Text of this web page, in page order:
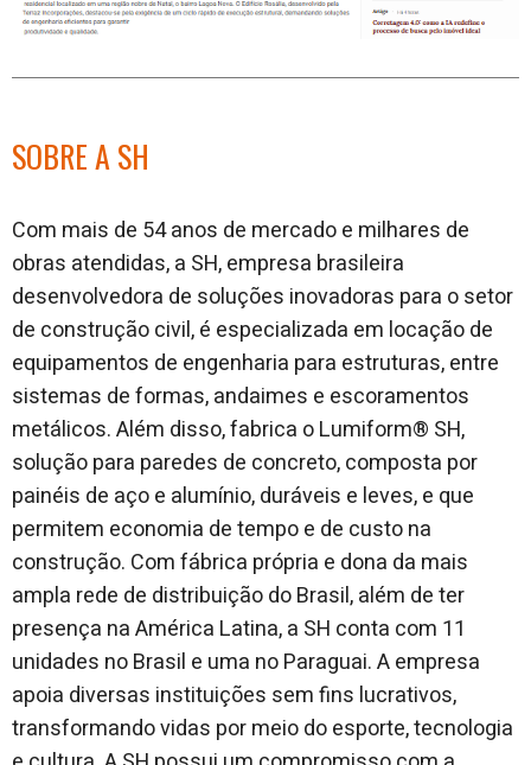
SOBRE A SH
Com mais de 54 anos de mercado e milhares de
obras atendidas, a SH, empresa brasileira
desenvolvedora de soluções inovadoras para o setor
de construção civil, é especializada em locação de
equipamentos de engenharia para estruturas, entre
sistemas de formas, andaimes e escoramentos
metálicos. Além disso, fabrica o Lumiform® SH,
solução para paredes de concreto, composta por
painéis de aço e alumínio, duráveis e leves, e que
permitem economia de tempo e de custo na
construção. Com fábrica própria e dona da mais
ampla rede de distribuição do Brasil, além de ter
presença na América Latina, a SH conta com 11
unidades no Brasil e uma no Paraguai. A empresa
apoia diversas instituições sem fins lucrativos,
transformando vidas por meio do esporte, tecnologia